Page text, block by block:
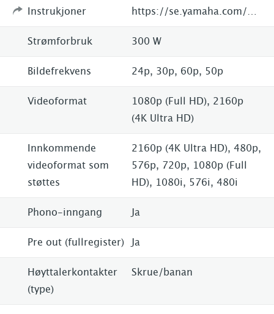
Instrukjoner
Strømforbruk 300 W
Bildefrekvens 24p, 30p, 60p, 50p
Videoformat
1080p (Full HD), 2160p
(4K Ultra HD)
Innkommende
videoformat som
støttes
2160p (4K Ultra HD), 480p,
576p, 720p, 1080p (Full
HD), 1080i, 576i, 480i
Phono-inngang Ja
Pre out (fullregister) Ja
Høyttalerkontakter
(type)
Skrue/banan